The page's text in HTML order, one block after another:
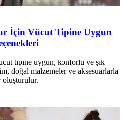
İçin Vücut Tipine Uygun
tipine uygun, konforlu ve şık
doğal malzemeler ve aksesuarlarla
oluşturulur.